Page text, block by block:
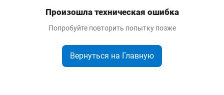
Произошла техническая ошибка
Попробуйте повторить попытку позже
Вернуться на Главную